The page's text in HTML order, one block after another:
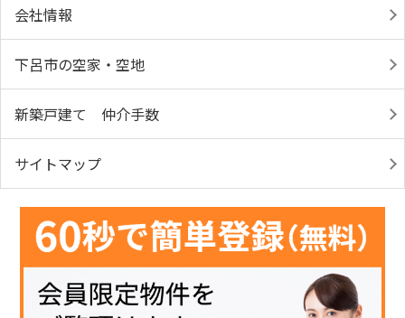
会社情報
下呂市の空家・空地
新築戸建て 仲介手数
サイトマップ